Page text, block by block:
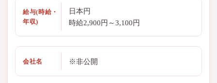
給与(時給・
年収)
日本円
時給2,900円～3,100円
会社名 ※非公開